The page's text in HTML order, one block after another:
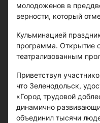
молодоженов в
верности, который
Кульминацией
программа. Открытие
театрализованным
Приветствуя
что Зеленодольск,
«Город трудовой
динамично
объединил тысячи